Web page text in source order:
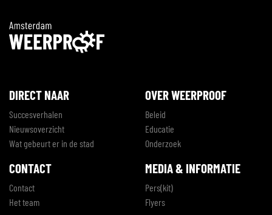
DIRECT NAAR
Succesverhalen
Nieuwsoverzicht
Wat gebeurt er in de stad
OVER WEERPROOF
Beleid
Educatie
Onderzoek
CONTACT
Contact
Het team
MEDIA & INFORMATIE
Pers(kit)
Flyers